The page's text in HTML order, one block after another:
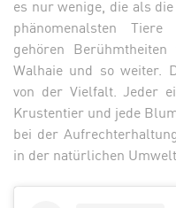
es nur wenige, die als
phänomenalsten
gehören
Walhaie und so weiter.
von der Vielfalt. Jeder
Krustentier und jede
bei der
in der natürlichen